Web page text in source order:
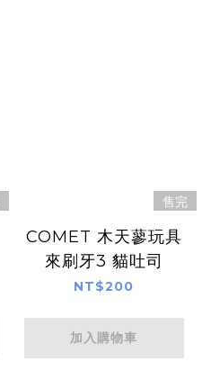
售完
COMET 木天蓼玩具
來刷牙3 貓吐司
NT$200
加入購物車